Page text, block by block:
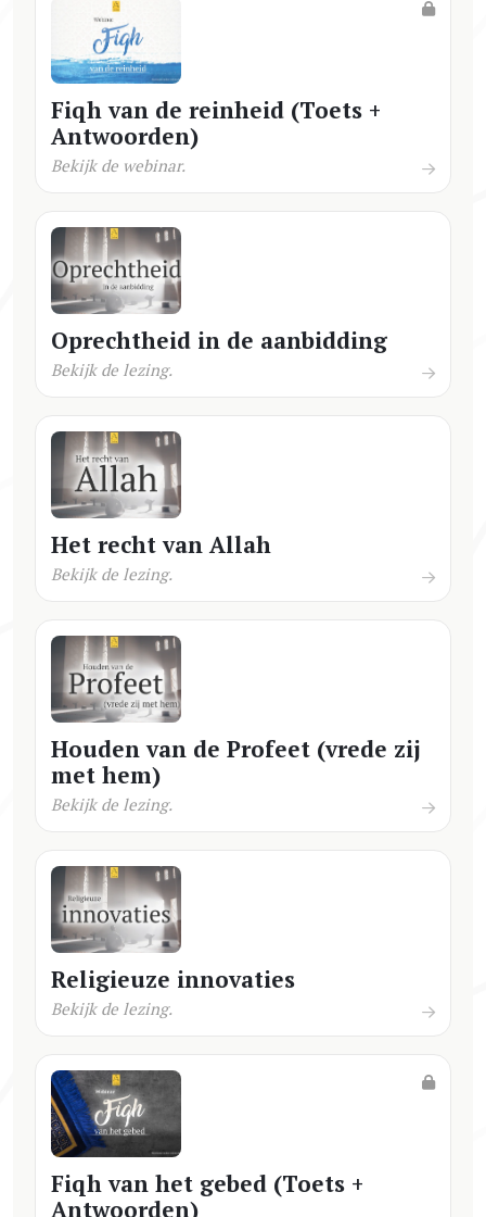
Fiqh van de reinheid (Toets +
Antwoorden)
Bekijk de webinar.
Oprechtheid in de aanbidding
Bekijk de lezing.
Het recht van Allah
Bekijk de lezing.
Houden van de Profeet (vrede zij
met hem)
Bekijk de lezing.
Religieuze innovaties
Bekijk de lezing.
Fiqh van het gebed (Toets +
Antwoorden)